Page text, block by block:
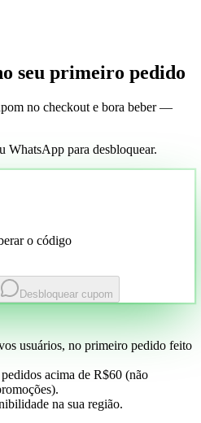
seu primeiro pedido
no checkout e bora beber —
WhatsApp para desbloquear.
o código
Desbloquear cupom
usuários, no primeiro pedido feito
acima de R$60 (não
na sua região.